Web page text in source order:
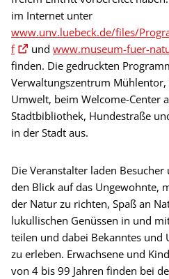
im Internet unter
www.unv.luebeck.de/files/
f
und www.museum-fuer-
finden. Die gedruckten
Verwaltungszentrum
Umwelt, beim Welcome-Center
Stadtbibliothek, Hundestraße
in der Stadt aus.
Die Veranstalter laden
den Blick auf das Ungewohnte,
der Natur zu richten, Spaß an
lukullischen Genüssen in und
teilen und dabei Bekanntes und
zu erleben. Erwachsene und
von 4 bis 99 Jahren finden bei